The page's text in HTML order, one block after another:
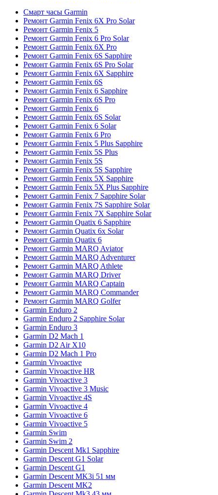
Смарт часы Garmin
Ремонт Garmin Fenix 6X Pro Solar
Ремонт Garmin Fenix 5
Ремонт Garmin Fenix 6 Pro Solar
Ремонт Garmin Fenix 6X Pro
Ремонт Garmin Fenix 6S Sapphire
Ремонт Garmin Fenix 6S Pro Solar
Ремонт Garmin Fenix 6X Sapphire
Ремонт Garmin Fenix 6S
Ремонт Garmin Fenix 6 Sapphire
Ремонт Garmin Fenix 6S Pro
Ремонт Garmin Fenix 6
Ремонт Garmin Fenix 6S Solar
Ремонт Garmin Fenix 6 Solar
Ремонт Garmin Fenix 6 Pro
Ремонт Garmin Fenix 5 Plus Sapphire
Ремонт Garmin Fenix 5S Plus
Ремонт Garmin Fenix 5S
Ремонт Garmin Fenix 5S Sapphire
Ремонт Garmin Fenix 5X Sapphire
Ремонт Garmin Fenix 5X Plus Sapphire
Ремонт Garmin Fenix 7 Sapphire Solar
Ремонт Garmin Fenix 7S Sapphire Solar
Ремонт Garmin Fenix 7X Sapphire Solar
Ремонт Garmin Quatix 6 Sapphire
Ремонт Garmin Quatix 6x Solar
Ремонт Garmin Quatix 6
Ремонт Garmin MARQ Aviator
Ремонт Garmin MARQ Adventurer
Ремонт Garmin MARQ Athlete
Ремонт Garmin MARQ Driver
Ремонт Garmin MARQ Captain
Ремонт Garmin MARQ Commander
Ремонт Garmin MARQ Golfer
Garmin Enduro 2
Garmin Enduro 2 Sapphire Solar
Garmin Enduro 3
Garmin D2 Mach 1
Garmin D2 Air X10
Garmin D2 Mach 1 Pro
Garmin Vivoactive
Garmin Vivoactive HR
Garmin Vivoactive 3
Garmin Vivoactive 3 Music
Garmin Vivoactive 4S
Garmin Vivoactive 4
Garmin Vivoactive 6
Garmin Vivoactive 5
Garmin Swim
Garmin Swim 2
Garmin Descent Mk1 Sapphire
Garmin Descent G1 Solar
Garmin Descent G1
Garmin Descent MK3i 51 мм
Garmin Descent MK2